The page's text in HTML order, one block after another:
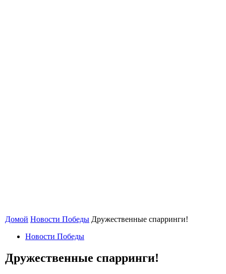
Домой Новости Победы Дружественные спарринги!
Новости Победы
Дружественные спарринги!